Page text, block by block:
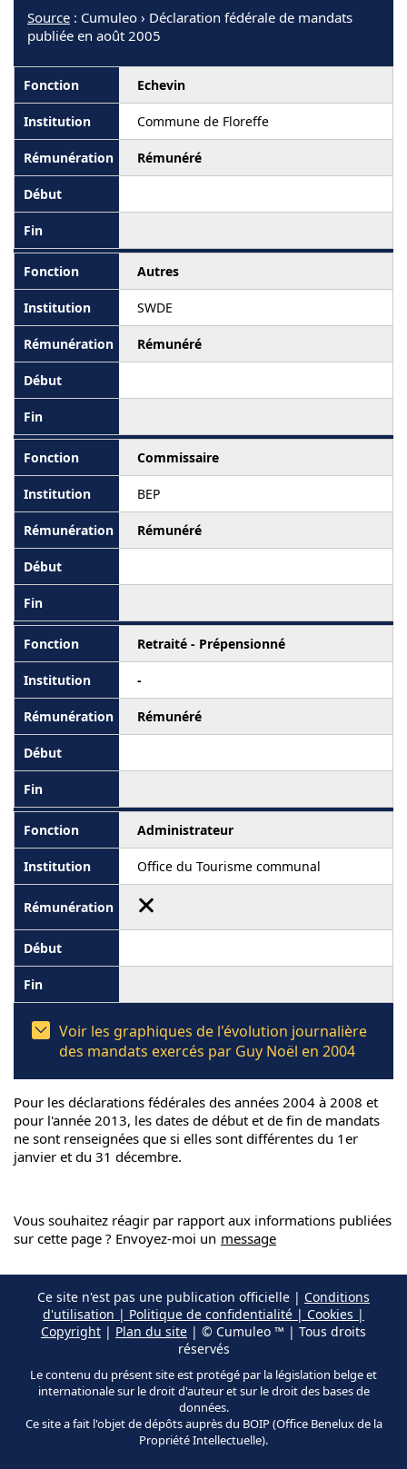
Source : Cumuleo › Déclaration fédérale de mandats
publiée en août 2005
Echevin
Commune de Floreffe
Rémunéré
Autres
SWDE
Rémunéré
Commissaire
BEP
Rémunéré
Retraité - Prépensionné
-
Rémunéré
Administrateur
Office du Tourisme communal
Voir les graphiques de l'évolution journalière
des mandats exercés par Guy Noël en 2004
Pour les déclarations fédérales des années 2004 à 2008 et
pour l'année 2013, les dates de début et de fin de mandats
ne sont renseignées que si elles sont différentes du 1er
janvier et du 31 décembre.
Vous souhaitez réagir par rapport aux informations publiées
sur cette page ? Envoyez-moi un message
Ce site n'est pas une publication officielle | Conditions
d'utilisation | Politique de confidentialité | Cookies |
Copyright | Plan du site | © Cumuleo ™ | Tous droits
réservés
Le contenu du présent site est protégé par la législation belge et
internationale sur le droit d'auteur et sur le droit des bases de
données.
Ce site a fait l'objet de dépôts auprès du BOIP (Office Benelux de la
Propriété Intellectuelle).